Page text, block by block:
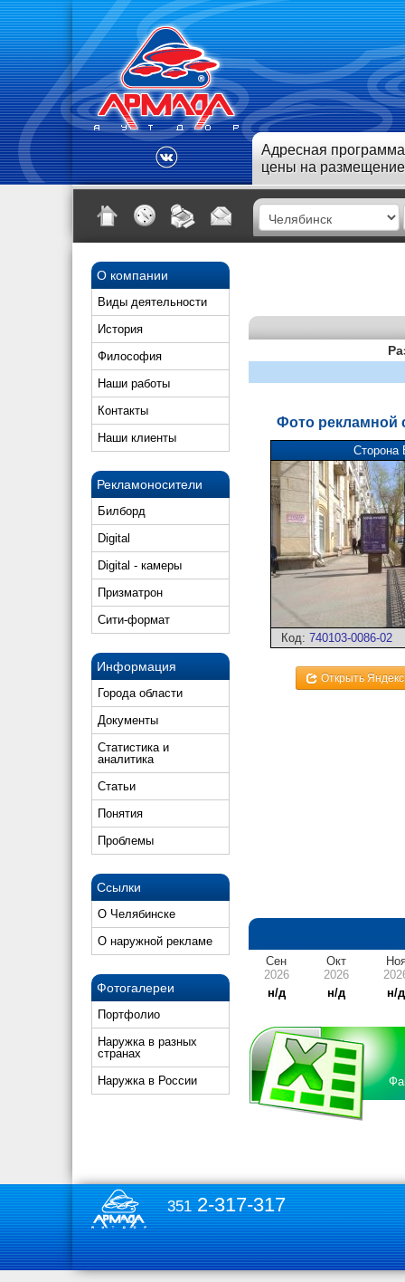
Адресная
цены на размещение
О компании
Виды деятельности
История
Философия
Наши работы
Контакты
Наши клиенты
Рекламоносители
Билборд
Digital
Digital - камеры
Призматрон
Сити-формат
Информация
Города области
Документы
Статистика и
аналитика
Статьи
Понятия
Проблемы
Ссылки
О Челябинске
О наружной рекламе
Фотогалереи
Портфолио
Наружка в разных
странах
Наружка в России
Фото рекламной
Сторона
Код: 740103-0086-02
Открыть
Сен
2026
н/д
Окт
2026
н/д
н/д
3512-317-317